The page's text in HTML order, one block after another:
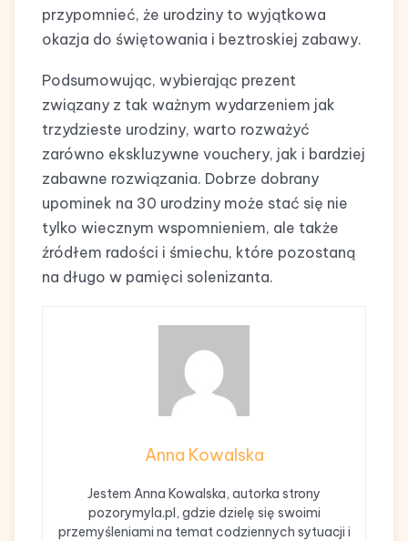
przypomnieć, że urodziny to wyjątkowa
okazja do świętowania i beztroskiej zabawy.
Podsumowując, wybierając prezent
związany z tak ważnym wydarzeniem jak
trzydzieste urodziny, warto rozważyć
zarówno ekskluzywne vouchery, jak i bardziej
zabawne rozwiązania. Dobrze dobrany
upominek na 30 urodziny może stać się nie
tylko wiecznym wspomnieniem, ale także
źródłem radości i śmiechu, które pozostaną
na długo w pamięci solenizanta.
Anna Kowalska
Jestem Anna Kowalska, autorka strony
pozorymyla.pl, gdzie dzielę się swoimi
przemyśleniami na temat codziennych sytuacji i